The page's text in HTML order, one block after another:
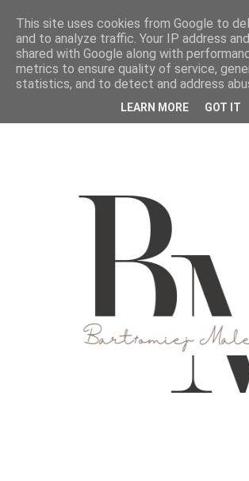
This site uses cookies from Google to
and to analyze traffic. Your IP address
shared with Google along with
metrics to ensure quality of service,
statistics, and to detect and address
LEARN MORE GOT IT